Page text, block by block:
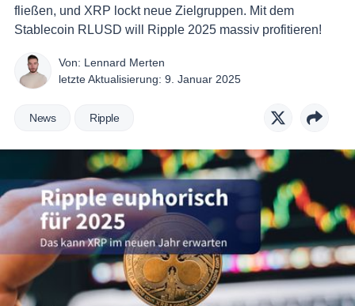
fließen, und XRP lockt neue Zielgruppen. Mit dem
Stablecoin RLUSD will Ripple 2025 massiv profitieren!
Von: Lennard Merten
letzte Aktualisierung: 9. Januar 2025
News Ripple